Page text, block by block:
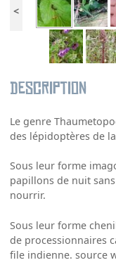
<
Description
Le genre
des lépidoptères de
Sous leur forme
papillons de nuit
nourrir.
Sous leur forme
de processionnaires
file indienne. source